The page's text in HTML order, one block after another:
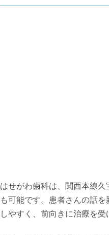
-
休
はせがわ歯科は、関西本線
も可能です。患者さんの話
しやすく、前向きに治療を受